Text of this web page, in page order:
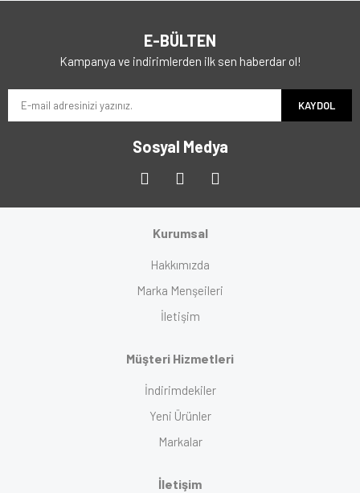
E-BÜLTEN
Kampanya ve indirimlerden ilk sen haberdar ol!
KAYDOL
Sosyal Medya
Kurumsal
Hakkımızda
Marka Menşeileri
İletişim
Müşteri Hizmetleri
İndirimdekiler
Yeni Ürünler
Markalar
İletişim